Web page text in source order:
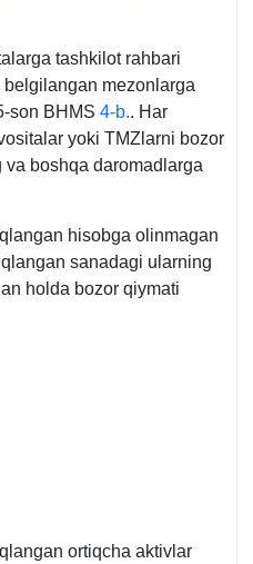
tashkilot rahbari
mezonlarga
son BHMS 4-b.. Har
yoki TMZlarni bozor
va boshqa daromadlarga
hisobga olinmagan
sanadagi ularning
holda bozor qiymati
ortiqcha aktivlar